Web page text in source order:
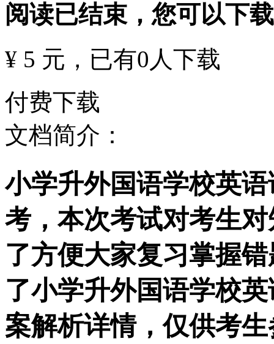
阅读已结束，您可以下
¥ 5 元 ，已有0 人下载
付费下载
文档简介：
小学升外国语学校英
考，本次考试对考生
了方便大家复习掌握
了小学升外国语学校
案解析详情，仅供考